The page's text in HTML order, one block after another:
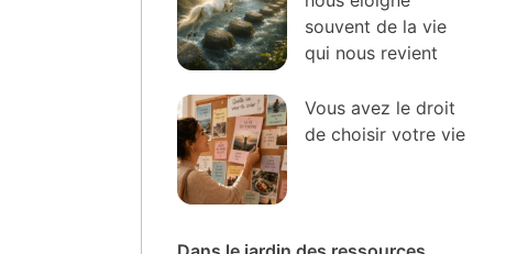
souvent de la vie
qui nous revient
Vous avez le droit
de choisir votre vie